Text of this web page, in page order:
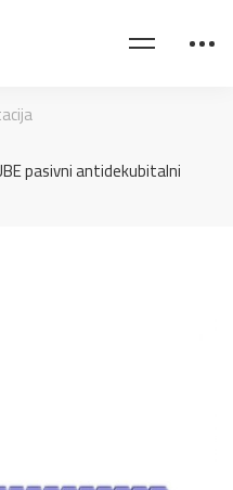
pasivni antidekubitalni